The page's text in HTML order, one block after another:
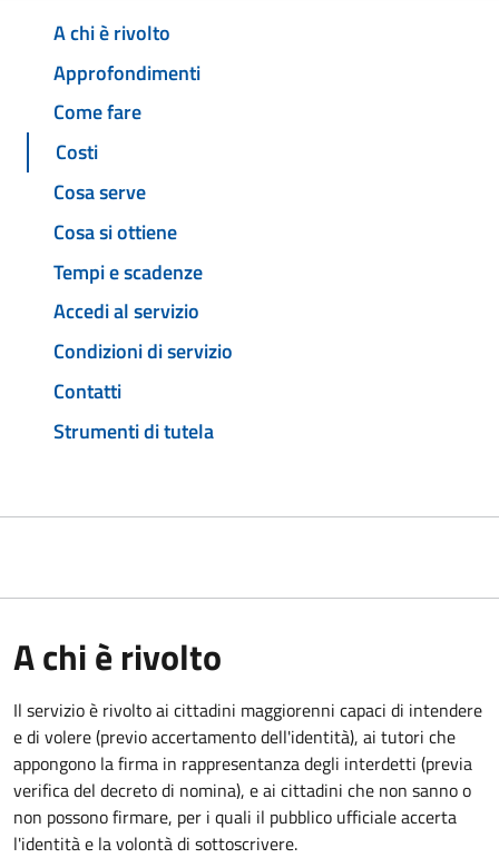
A chi è rivolto
Approfondimenti
Come fare
Costi
Cosa serve
Cosa si ottiene
Tempi e scadenze
Accedi al servizio
Condizioni di servizio
Contatti
Strumenti di tutela
A chi è rivolto
Il servizio è rivolto ai cittadini maggiorenni capaci di intendere
e di volere (previo accertamento dell'identità), ai tutori che
appongono la firma in rappresentanza degli interdetti (previa
verifica del decreto di nomina), e ai cittadini che non sanno o
non possono firmare, per i quali il pubblico ufficiale accerta
l'identità e la volontà di sottoscrivere.